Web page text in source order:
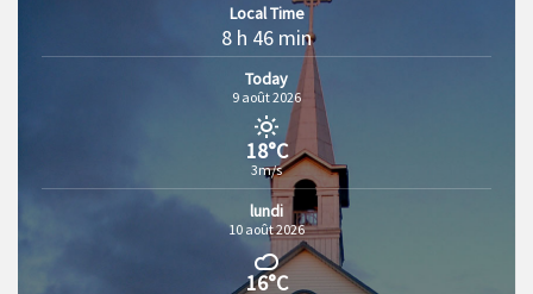
Local Time
8 h 46 min
Today
9 août 2026
18°C
3m/s
lundi
10 août 2026
16°C